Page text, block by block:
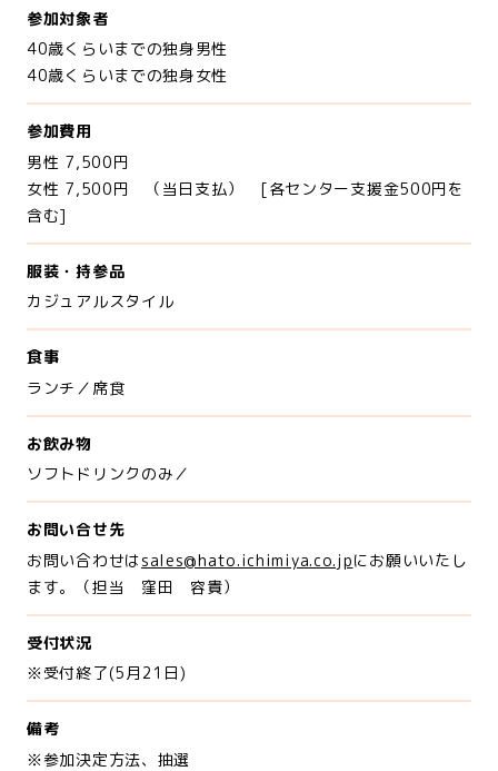
参加対象者
40歳くらいまでの独身男性
40歳くらいまでの独身女性
参加費用
男性 7,500円
女性 7,500円 （当日支払） [各センター支援金500円を
含む]
服装・持参品
カジュアルスタイル
食事
ランチ／席食
お飲み物
ソフトドリンクのみ／
お問い合せ先
お問い合わせはsales@hato.ichimiya.co.jpにお願いいたし
ます。（担当 窪田 容貴）
受付状況
※受付終了(5月21日)
備考
※参加決定方法、抽選